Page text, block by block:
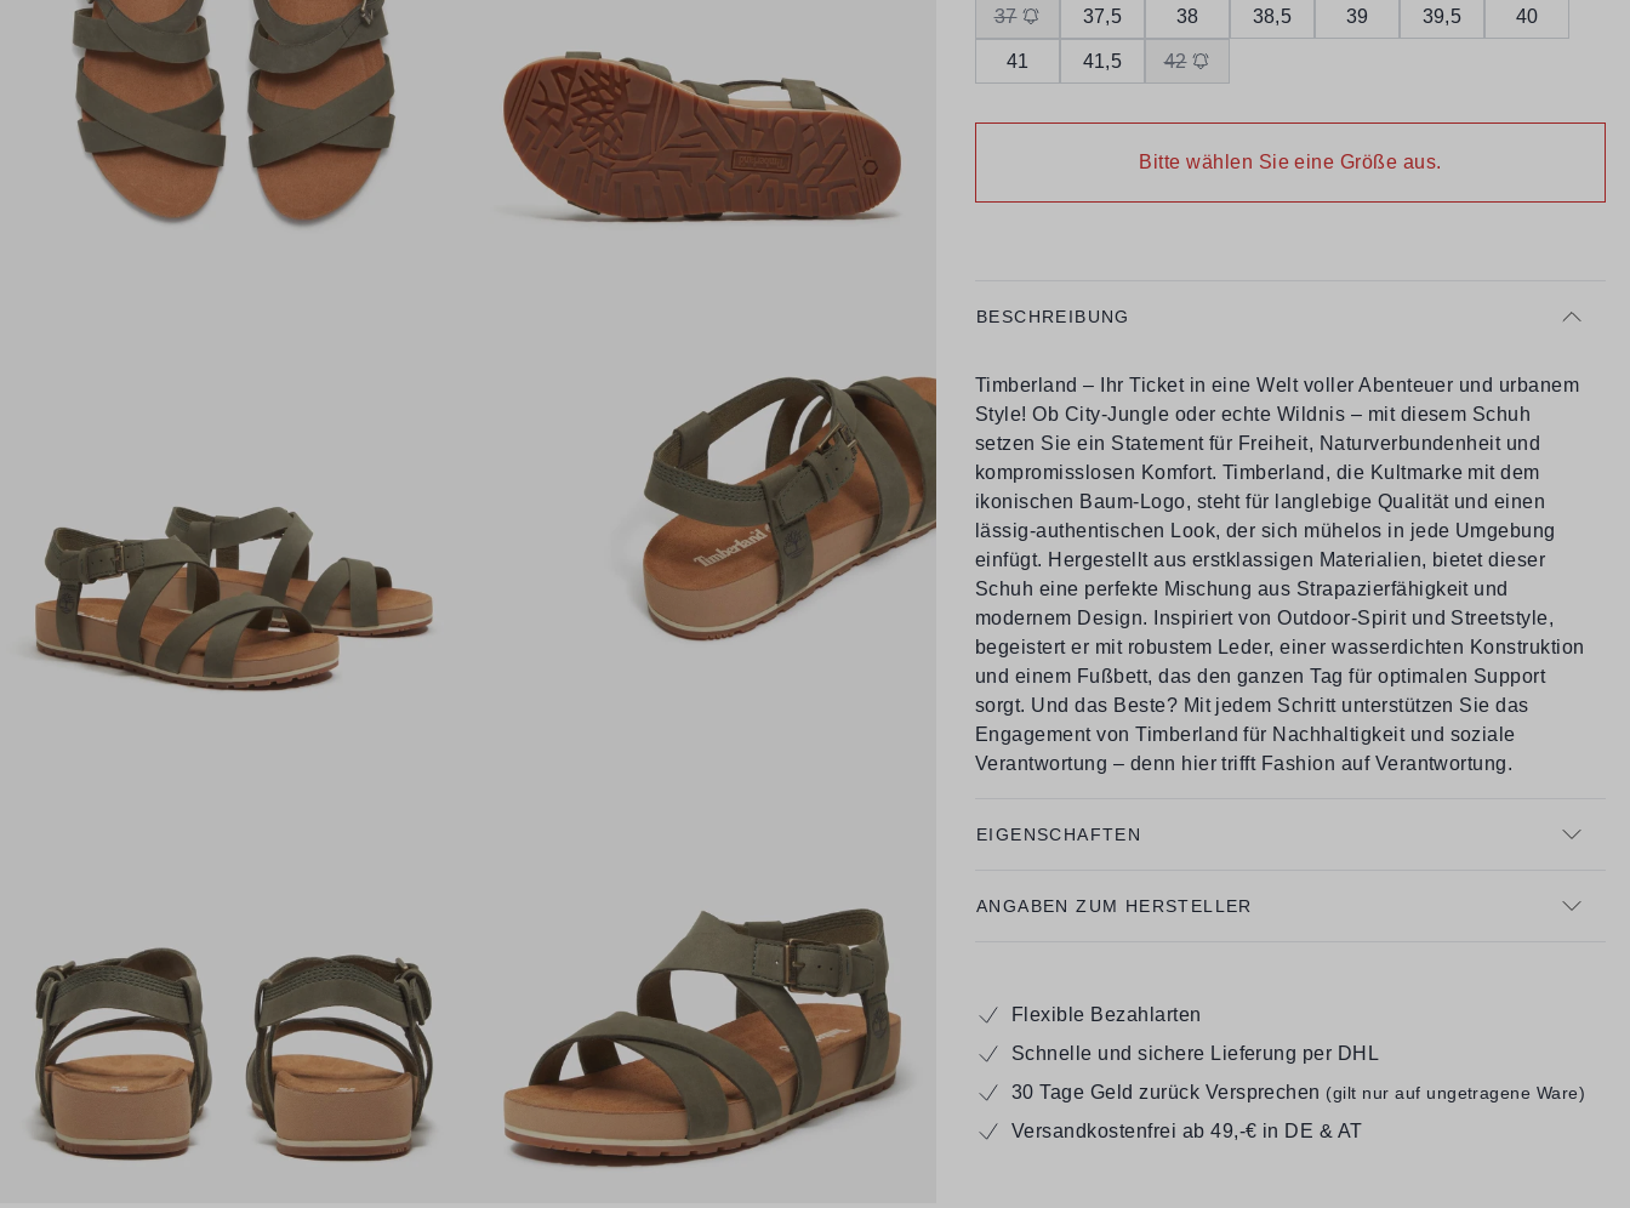
37 37,5 38 38,5 39 39,5 40
41 41,5 42
Bitte wählen Sie eine Größe aus.
BESCHREIBUNG
Timberland – Ihr Ticket in eine Welt voller Abenteuer und urbanem
Style! Ob City-Jungle oder echte Wildnis – mit diesem Schuh
setzen Sie ein Statement für Freiheit, Naturverbundenheit und
kompromisslosen Komfort. Timberland, die Kultmarke mit dem
ikonischen Baum-Logo, steht für langlebige Qualität und einen
lässig-authentischen Look, der sich mühelos in jede Umgebung
einfügt. Hergestellt aus erstklassigen Materialien, bietet dieser
Schuh eine perfekte Mischung aus Strapazierfähigkeit und
modernem Design. Inspiriert von Outdoor-Spirit und Streetstyle,
begeistert er mit robustem Leder, einer wasserdichten Konstruktion
und einem Fußbett, das den ganzen Tag für optimalen Support
sorgt. Und das Beste? Mit jedem Schritt unterstützen Sie das
Engagement von Timberland für Nachhaltigkeit und soziale
Verantwortung – denn hier trifft Fashion auf Verantwortung.
EIGENSCHAFTEN
ANGABEN ZUM HERSTELLER
Flexible Bezahlarten
Schnelle und sichere Lieferung per DHL
30 Tage Geld zurück Versprechen (gilt nur auf ungetragene Ware)
Versandkostenfrei ab 49,-€ in DE & AT